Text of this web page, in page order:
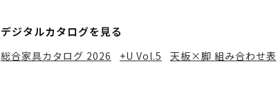
デジタルカタログを見る
総合家具カタログ 2026 +U Vol.5 天板×脚 組み合わせ表